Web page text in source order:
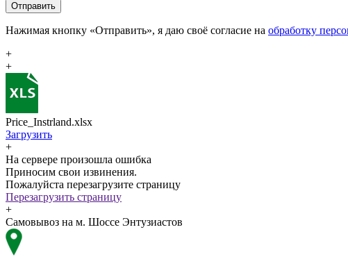
Отправить
Нажимая кнопку «Отправить», я даю своё согласие на обработку
+
+
Price_Instrland.xlsx
Загрузить
+
На сервере произошла ошибка
Приносим свои извинения.
Пожалуйста перезагрузите страницу
Перезагрузить страницу
+
Самовывоз на м. Шоссе Энтузиастов